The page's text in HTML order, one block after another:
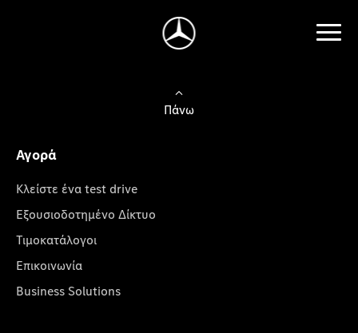
Πάνω
Αγορά
Κλείστε ένα test drive
Εξουσιοδοτημένο Δίκτυο
Τιμοκατάλογοι
Επικοινωνία
Business Solutions